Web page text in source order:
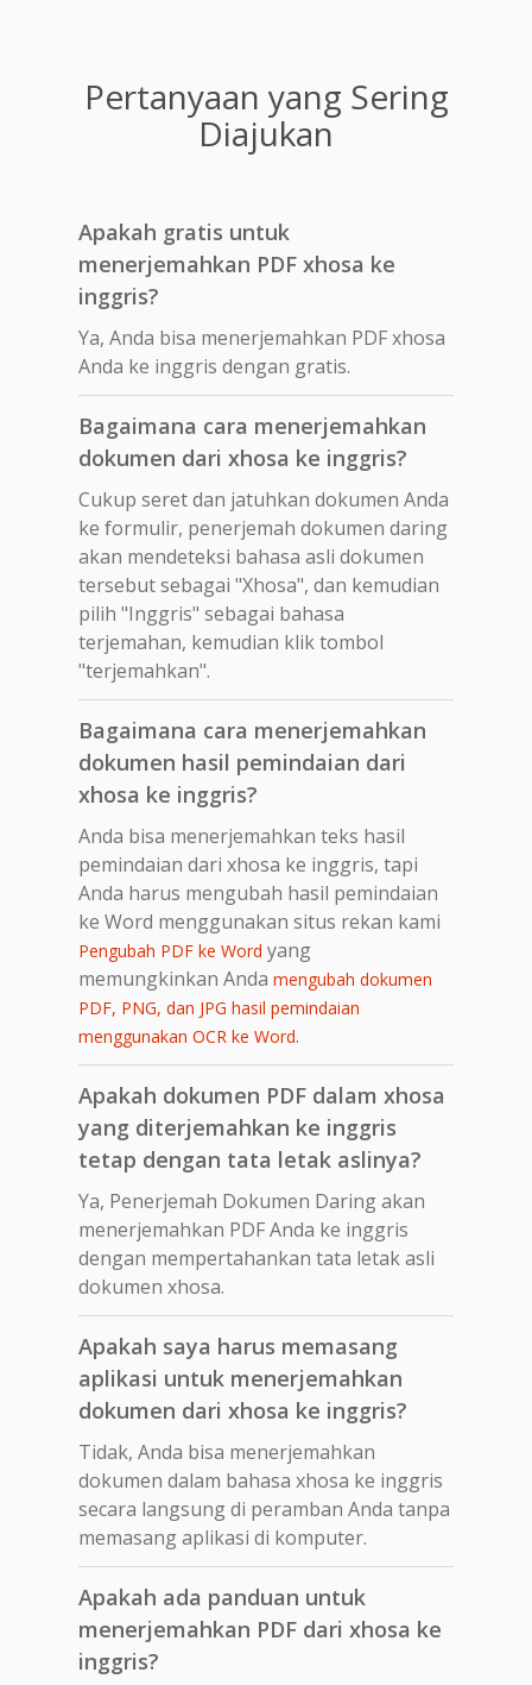
Pertanyaan yang Sering
Diajukan
Apakah gratis untuk
menerjemahkan PDF xhosa ke
inggris?
Ya, Anda bisa menerjemahkan PDF xhosa
Anda ke inggris dengan gratis.
Bagaimana cara menerjemahkan
dokumen dari xhosa ke inggris?
Cukup seret dan jatuhkan dokumen Anda
ke formulir, penerjemah dokumen daring
akan mendeteksi bahasa asli dokumen
tersebut sebagai "Xhosa", dan kemudian
pilih "Inggris" sebagai bahasa
terjemahan, kemudian klik tombol
"terjemahkan".
Bagaimana cara menerjemahkan
dokumen hasil pemindaian dari
xhosa ke inggris?
Anda bisa menerjemahkan teks hasil
pemindaian dari xhosa ke inggris, tapi
Anda harus mengubah hasil pemindaian
ke Word menggunakan situs rekan kami
Pengubah PDF ke Word yang
memungkinkan Anda mengubah dokumen
PDF, PNG, dan JPG hasil pemindaian
menggunakan OCR ke Word.
Apakah dokumen PDF dalam xhosa
yang diterjemahkan ke inggris
tetap dengan tata letak aslinya?
Ya, Penerjemah Dokumen Daring akan
menerjemahkan PDF Anda ke inggris
dengan mempertahankan tata letak asli
dokumen xhosa.
Apakah saya harus memasang
aplikasi untuk menerjemahkan
dokumen dari xhosa ke inggris?
Tidak, Anda bisa menerjemahkan
dokumen dalam bahasa xhosa ke inggris
secara langsung di peramban Anda tanpa
memasang aplikasi di komputer.
Apakah ada panduan untuk
menerjemahkan PDF dari xhosa ke
inggris?